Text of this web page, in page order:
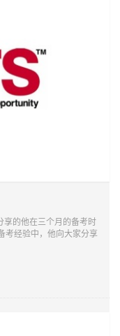
的他在三个月的备考时
考经验中，他向大家分享